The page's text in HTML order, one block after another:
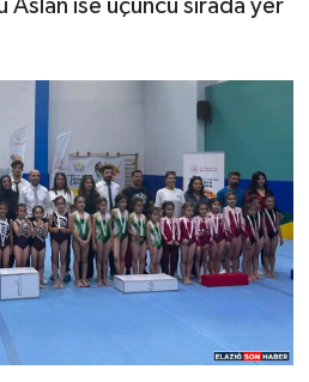
Aslan ise üçüncü sırada yer